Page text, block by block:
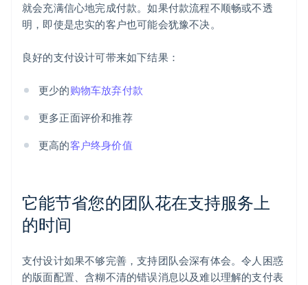
就会充满信心地完成付款。如果付款流程不顺畅或不透
明，即使是忠实的客户也可能会犹豫不决。
良好的支付设计可带来如下结果：
更少的购物车放弃付款
更多正面评价和推荐
更高的客户终身价值
它能节省您的团队花在支持服务上
的时间
支付设计如果不够完善，支持团队会深有体会。令人困惑
的版面配置、含糊不清的错误消息以及难以理解的支付表